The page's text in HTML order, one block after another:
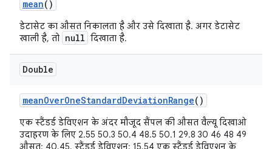
mean()
डेटासेट का औसत निकालता है और उसे दिखाता है. अगर डेटासेट
खाली है, तो null दिखाता है.
Double
meanOverOneStandardDeviationRange()
एक स्टैंडर्ड डेविएशन के अंदर मौजूद सैंपल की औसत वैल्यू दिखाओ
उदाहरण के लिए 2.55 50.3 50.4 48.5 50.1 29.8 30 46 48 49
औसत: 40.45, स्टैंडर्ड डेविएशन: 15.54 एक स्टैंडर्ड डेविएशन के